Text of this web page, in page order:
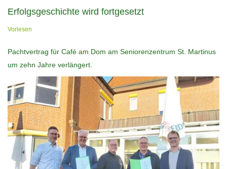
Erfolgsgeschichte wird fortgesetzt
Vorlesen
Pachtvertrag für Café am Dom am Seniorenzentrum St. Martinus
um zehn Jahre verlängert.